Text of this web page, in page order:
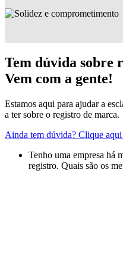
Tem dúvida sobre
Vem com a gente!
Estamos aqui para ajudar a
a ter sobre o registro de marca.
Ainda tem dúvida? Clique
Tenho uma empresa há
registro. Quais são os